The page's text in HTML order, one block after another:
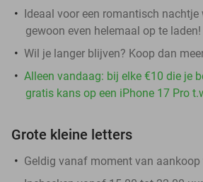
Ideaal voor een romantisch
gewoon even helemaal op te laden!
Wil je langer blijven? Koop dan
Alleen vandaag: bij elke €10 die je
gratis kans op een iPhone 17 Pro
Grote kleine letters
Geldig vanaf moment van